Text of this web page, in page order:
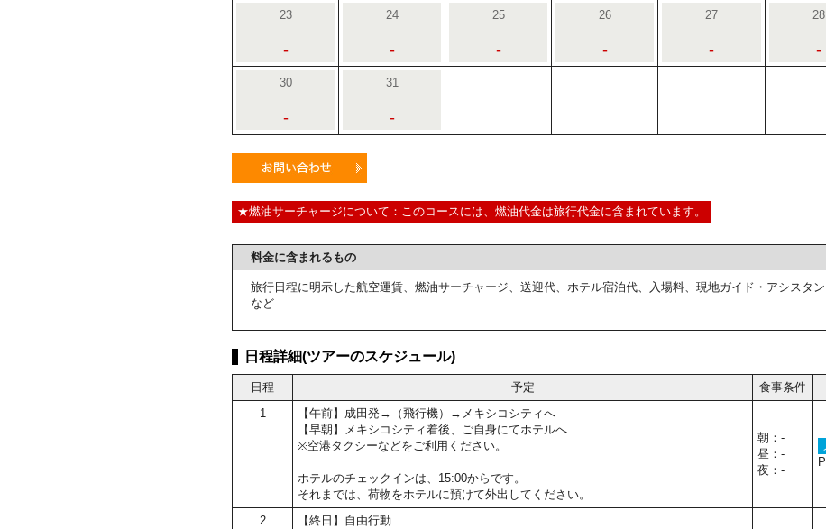
23
-
24
-
25
-
26
-
27
-
28
-
30
-
31
-
★燃油サーチャージについて：このコースには、燃油代金は旅行代金に含まれています。
料金に含まれるもの
旅行日程に明示した航空運賃、燃油サーチャージ、送迎代、ホテル宿泊代、入場料、現地ガイド・アシスタ
など
日程詳細(ツアーのスケジュール)
日程 予定 食事条件
1
【午前】成田発→（飛行機）→メキシコシティへ
【早朝】メキシコシティ着後、ご自身にてホテルへ
※空港タクシーなどをご利用ください。
ホテルのチェックインは、15:00からです。
それまでは、荷物をホテルに預けて外出してください。
朝：-
昼：-
夜：-
2 【終日】自由行動